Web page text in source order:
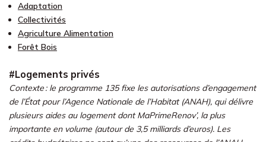
Adaptation
Collectivités
Agriculture Alimentation
Forêt Bois
#Logements privés
Contexte : le programme 135 fixe les autorisations d’engagement
de l’État pour l’Agence Nationale de l’Habitat (ANAH), qui délivre
plusieurs aides au logement dont MaPrimeRenov’, la plus
importante en volume (autour de 3,5 milliards d’euros). Les